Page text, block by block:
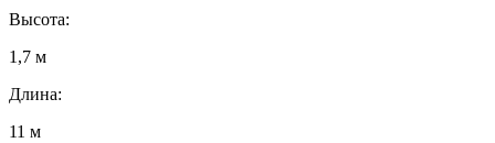
Высота:
1,7 м
Длина:
11 м